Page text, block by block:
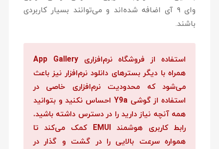
وای ۹ آی اضافه شده‌اند و می‌توانند بسیار کاربردی
باشند.
استفاده از فروشگاه نرم‌افزاری App Gallery
همراه با دیگر بسترهای دانلود نرم‌افزار نیز باعث
می‌شود که محدودیت نرم‌افزاری خاصی در
استفاده از گوشی Y9a احساس نکنید و بتوانید
همه آنچه نیاز دارید را در دسترس داشته باشید.
رابط کاربری هوشمند EMUI کمک می‌کند تا
همواره سرعت بالایی را در گشت و گذار در